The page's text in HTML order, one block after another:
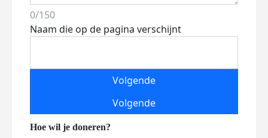
0/150
Naam die op de pagina verschijnt
Volgende
Volgende